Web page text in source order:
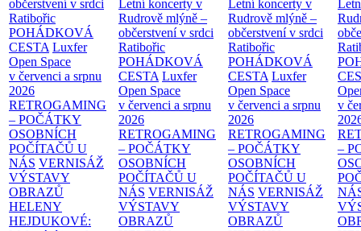
občerstvení v srdci
Ratibořic
POHÁDKOVÁ
CESTA Luxfer
Open Space
v červenci a srpnu
2026
RETROGAMING
– POČÁTKY
OSOBNÍCH
POČÍTAČŮ U
NÁS VERNISÁŽ
VÝSTAVY
OBRAZŮ
HELENY
HEJDUKOVÉ:
Letní koncerty v
Rudrově mlýně –
občerstvení v srdci
Ratibořic
POHÁDKOVÁ
CESTA Luxfer
Open Space
v červenci a srpnu
2026
RETROGAMING
– POČÁTKY
OSOBNÍCH
POČÍTAČŮ U
NÁS VERNISÁŽ
VÝSTAVY
OBRAZŮ
Letní koncerty v
Rudrově mlýně –
občerstvení v srdci
Ratibořic
POHÁDKOVÁ
CESTA Luxfer
Open Space
v červenci a srpnu
2026
RETROGAMING
– POČÁTKY
OSOBNÍCH
POČÍTAČŮ U
NÁS VERNISÁŽ
VÝSTAVY
OBRAZŮ
v
–